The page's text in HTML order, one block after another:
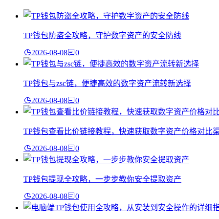
TP钱包防盗全攻略，守护数字资产的安全防线
2026-08-08 0
TP钱包与zsc链，便捷高效的数字资产流转新选择
2026-08-08 0
TP钱包查看比价链接教程，快速获取数字资产价格对比
2026-08-08 0
TP钱包提现全攻略，一步步教你安全提取资产
2026-08-08 0